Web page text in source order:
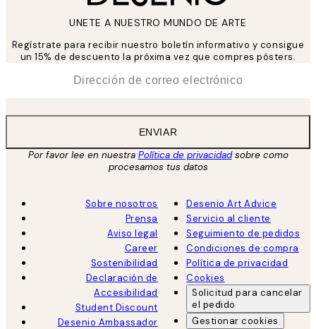
UNETE A NUESTRO MUNDO DE ARTE
Regístrate para recibir nuestro boletín informativo y consigue
un 15% de descuento la próxima vez que compres pósters.
ENVIAR
Por favor lee en nuestra Política de privacidadsobre como
procesamos tus datos
Sobre nosotros
Prensa
Aviso legal
Career
Sostenibilidad
Declaración de
Accesibilidad
Student Discount
Desenio Ambassador
Desenio Art Advice
Servicio al cliente
Seguimiento de pedidos
Condiciones de compra
Política de privacidad
Cookies
Solicitud para cancelar
el pedido
Gestionar cookies